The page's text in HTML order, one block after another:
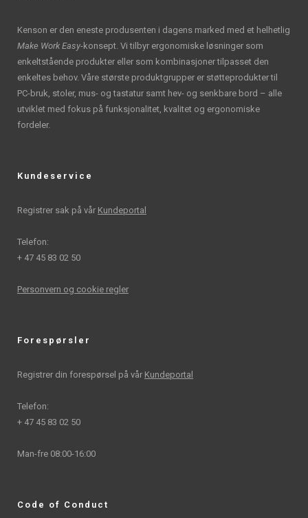
Kenson er den eneste produsenten i dagens marked med et helhetlig
Make Work Easy-konsept. Vi tilbyr ergonomiske løsninger som
enkeltstående produkter eller som kombinasjoner tilpasset den
enkeltes behov. Våre største produktgrupper er støtteprodukter til
PC-bruk, stoler, mus- og tastatur samt hev- og senkbare bord – alle
utviklet med fokus på funksjonalitet, kvalitet og ergonomiske
fordeler.
Kundeservice
Registrer sak på vår Kundeportal
Telefon:
+ 47 45 83 02 50
Personvern og cookie regler
Forespørsler
Registrer din forespørsel på vår Kundeportal
Telefon:
+ 47 45 83 02 50
Man-fre 08:00-16:00
Code of Conduct